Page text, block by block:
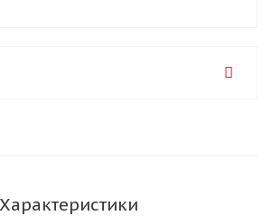
Характеристики